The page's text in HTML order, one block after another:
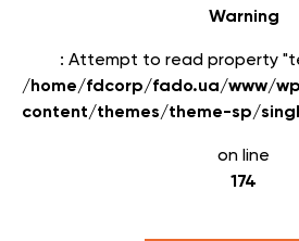
Warning
: Attempt to read property
/home/fdcorp/fado.ua/www/
content/themes/theme-sp/
on line
174